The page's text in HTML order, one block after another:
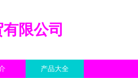
限公司
产品大全